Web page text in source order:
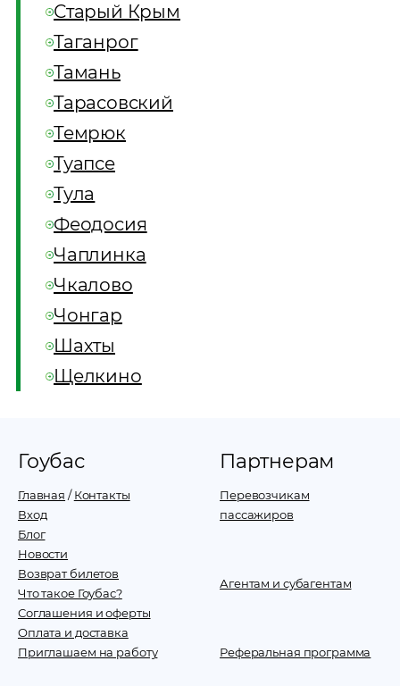
Старый Крым
Таганрог
Тамань
Тарасовский
Темрюк
Туапсе
Тула
Феодосия
Чаплинка
Чкалово
Чонгар
Шахты
Щелкино
Гоубас
Главная /Контакты
Вход
Блог
Новости
Возврат билетов
Что такое Гоубас?
Соглашения и оферты
Оплата и доставка
Приглашаем на работу
Партнерам
Перевозчикам
пассажиров
Агентам и субагентам
Реферальная программа